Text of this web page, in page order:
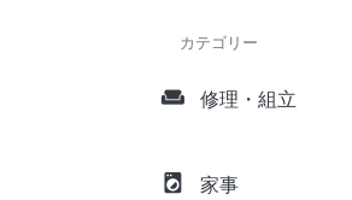
カテゴリー
weekend 修理・組立
local_laundry_service 家事